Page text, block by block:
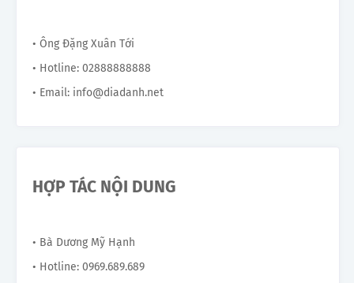
• Ông Đặng Xuân Tới
• Hotline: 02888888888
• Email: info@diadanh.net
HỢP TÁC NỘI DUNG
• Bà Dương Mỹ Hạnh
• Hotline: 0969.689.689